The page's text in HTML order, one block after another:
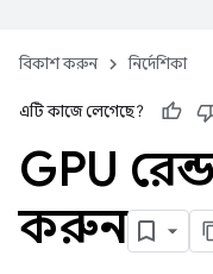
বিকাশ করুন নির্দেশিকা
এটি কাজে লেগেছে?
GPU
করুন